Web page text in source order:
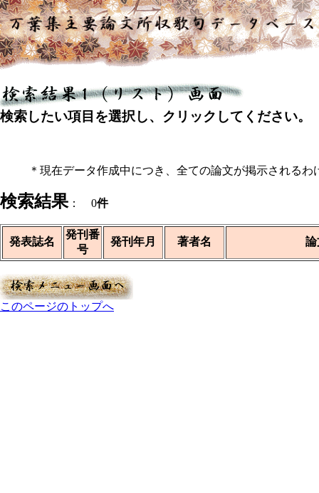
検索したい項目を選択し、クリックしてください。
＊現在データ作成中につき、全ての論文が掲示されるわ
検索結果 ： 0件
発表誌名
発刊番
号
発刊年月 著者名 論
このページのトップへ